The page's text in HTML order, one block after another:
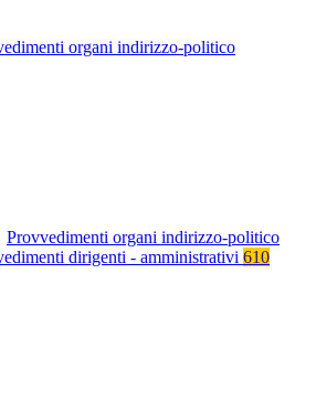
organi indirizzo-politico
Provvedimenti organi indirizzo-politico
dirigenti - amministrativi 610